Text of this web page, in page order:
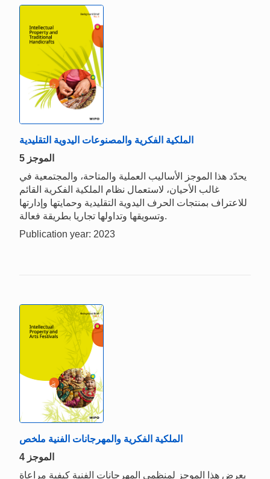
الملكية الفكرية والمصنوعات اليدوية التقليدية
الموجز 5
يحدّد هذا الموجز الأساليب العملية والمتاحة، والمجتمعية في
غالب الأحيان، لاستعمال نظام الملكية الفكرية القائم
للاعتراف بمنتجات الحرف اليدوية التقليدية وحمايتها وإدارتها
وتسويقها وتداولها تجاريا بطريقة فعالة.
Publication year: 2023
الملكية الفكرية والمهرجانات الفنية ملخص
الموجز 4
يعرض هذا الموجز لمنظمي المهرجانات الفنية كيفية مراعاة